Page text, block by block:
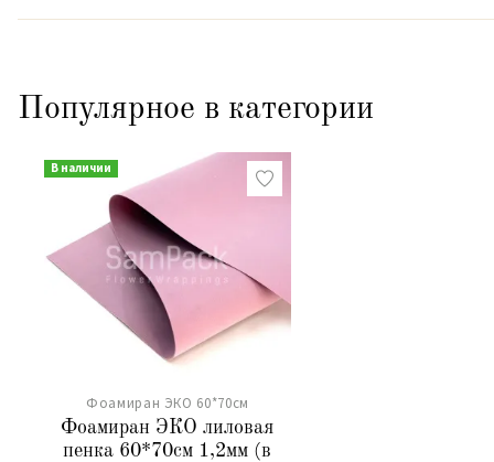
Популярное в категории
В наличии
Фоамиран ЭКО 60*70см
Фоамиран ЭКО лиловая
пенка 60*70см 1,2мм (в